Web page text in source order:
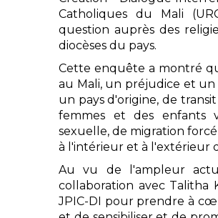
Catholiques du Mali
question auprès des
diocèses du pays.
Cette enquête a montré
au Mali, un préjudice et un
un pays d'origine, de
femmes et des enfants
sexuelle, de migration
à l'intérieur et à l'extérieur
Au vu de l'ampleur
collaboration avec Talitha
JPIC-DI pour prendre à